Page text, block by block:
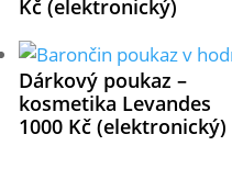
Kč (elektronický)
Dárkový poukaz –
kosmetika Levandes
1000 Kč (elektronický)